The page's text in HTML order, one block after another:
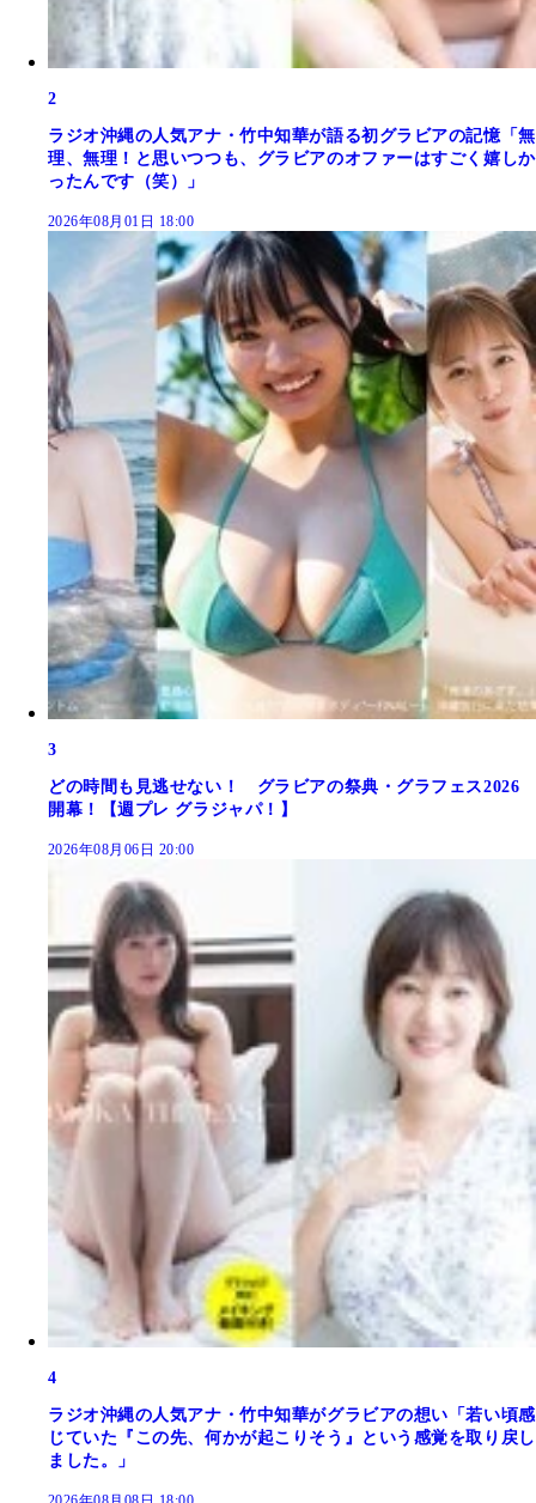
2
ラジオ沖縄の人気アナ・竹中知華が語る初グラビアの記憶「無
理、無理！と思いつつも、グラビアのオファーはすごく嬉しか
ったんです（笑）」
2026年08月01日 18:00
3
どの時間も見逃せない！ グラビアの祭典・グラフェス2026
開幕！【週プレ グラジャパ！】
2026年08月06日 20:00
4
ラジオ沖縄の人気アナ・竹中知華がグラビアの想い「若い頃感
じていた『この先、何かが起こりそう』という感覚を取り戻し
ました。」